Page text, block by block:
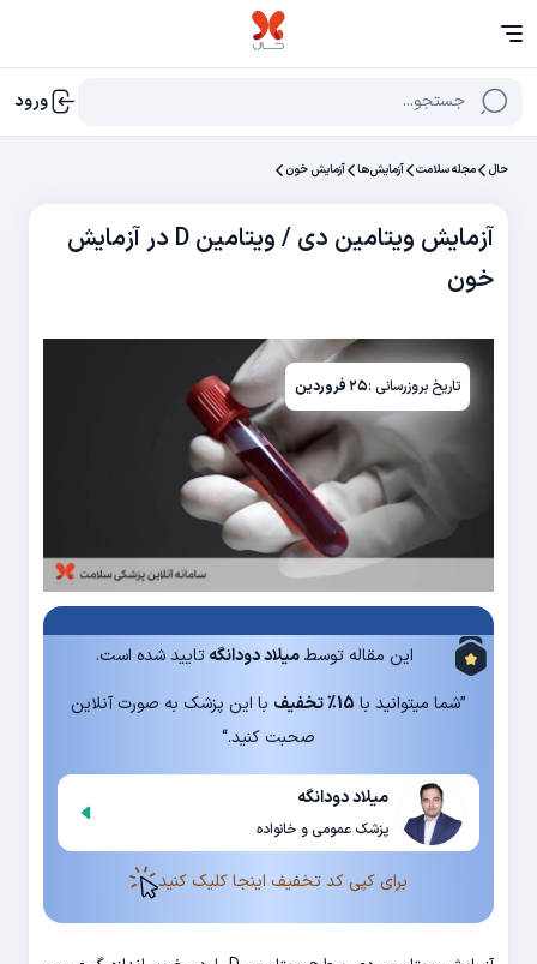
جستجو... ورود
حال مجله سلامت آزمایش‌‌ها آزمایش خون
آزمایش ویتامین دی / ویتامین D در آزمایش
خون
تاریخ بروزرسانی :۲۵ فروردین
این مقاله توسطمیلاد دودانگهتایید شده است.
”شما میتوانید با 15% تخفیف
با این پزشک به صورت آنلاین
صحبت کنید.“
میلاد دودانگه
پزشک عمومی و خانواده
برای کپی کد تخفیف اینجا کلیک کنید